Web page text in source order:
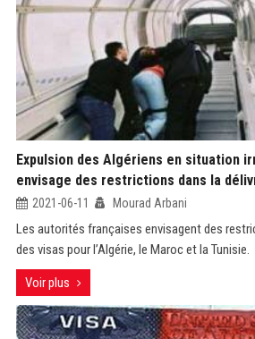
Expulsion des Algériens en situation
envisage des restrictions dans la
2021-06-11 Mourad Arbani
Les autorités françaises envisagent des
des visas pour l’Algérie, le Maroc et la Tunisie.
Voir plus